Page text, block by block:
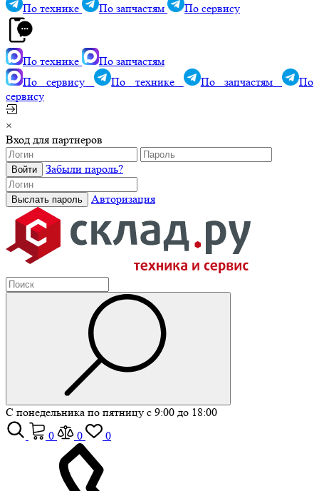
По технике По запчастям По сервису
По технике
По запчастям
По сервису
По технике По запчастям
По
сервису
×
Вход для партнеров
Забыли пароль?
Авторизация
С понедельника по пятницу с 9:00 до 18:00
0
0 0